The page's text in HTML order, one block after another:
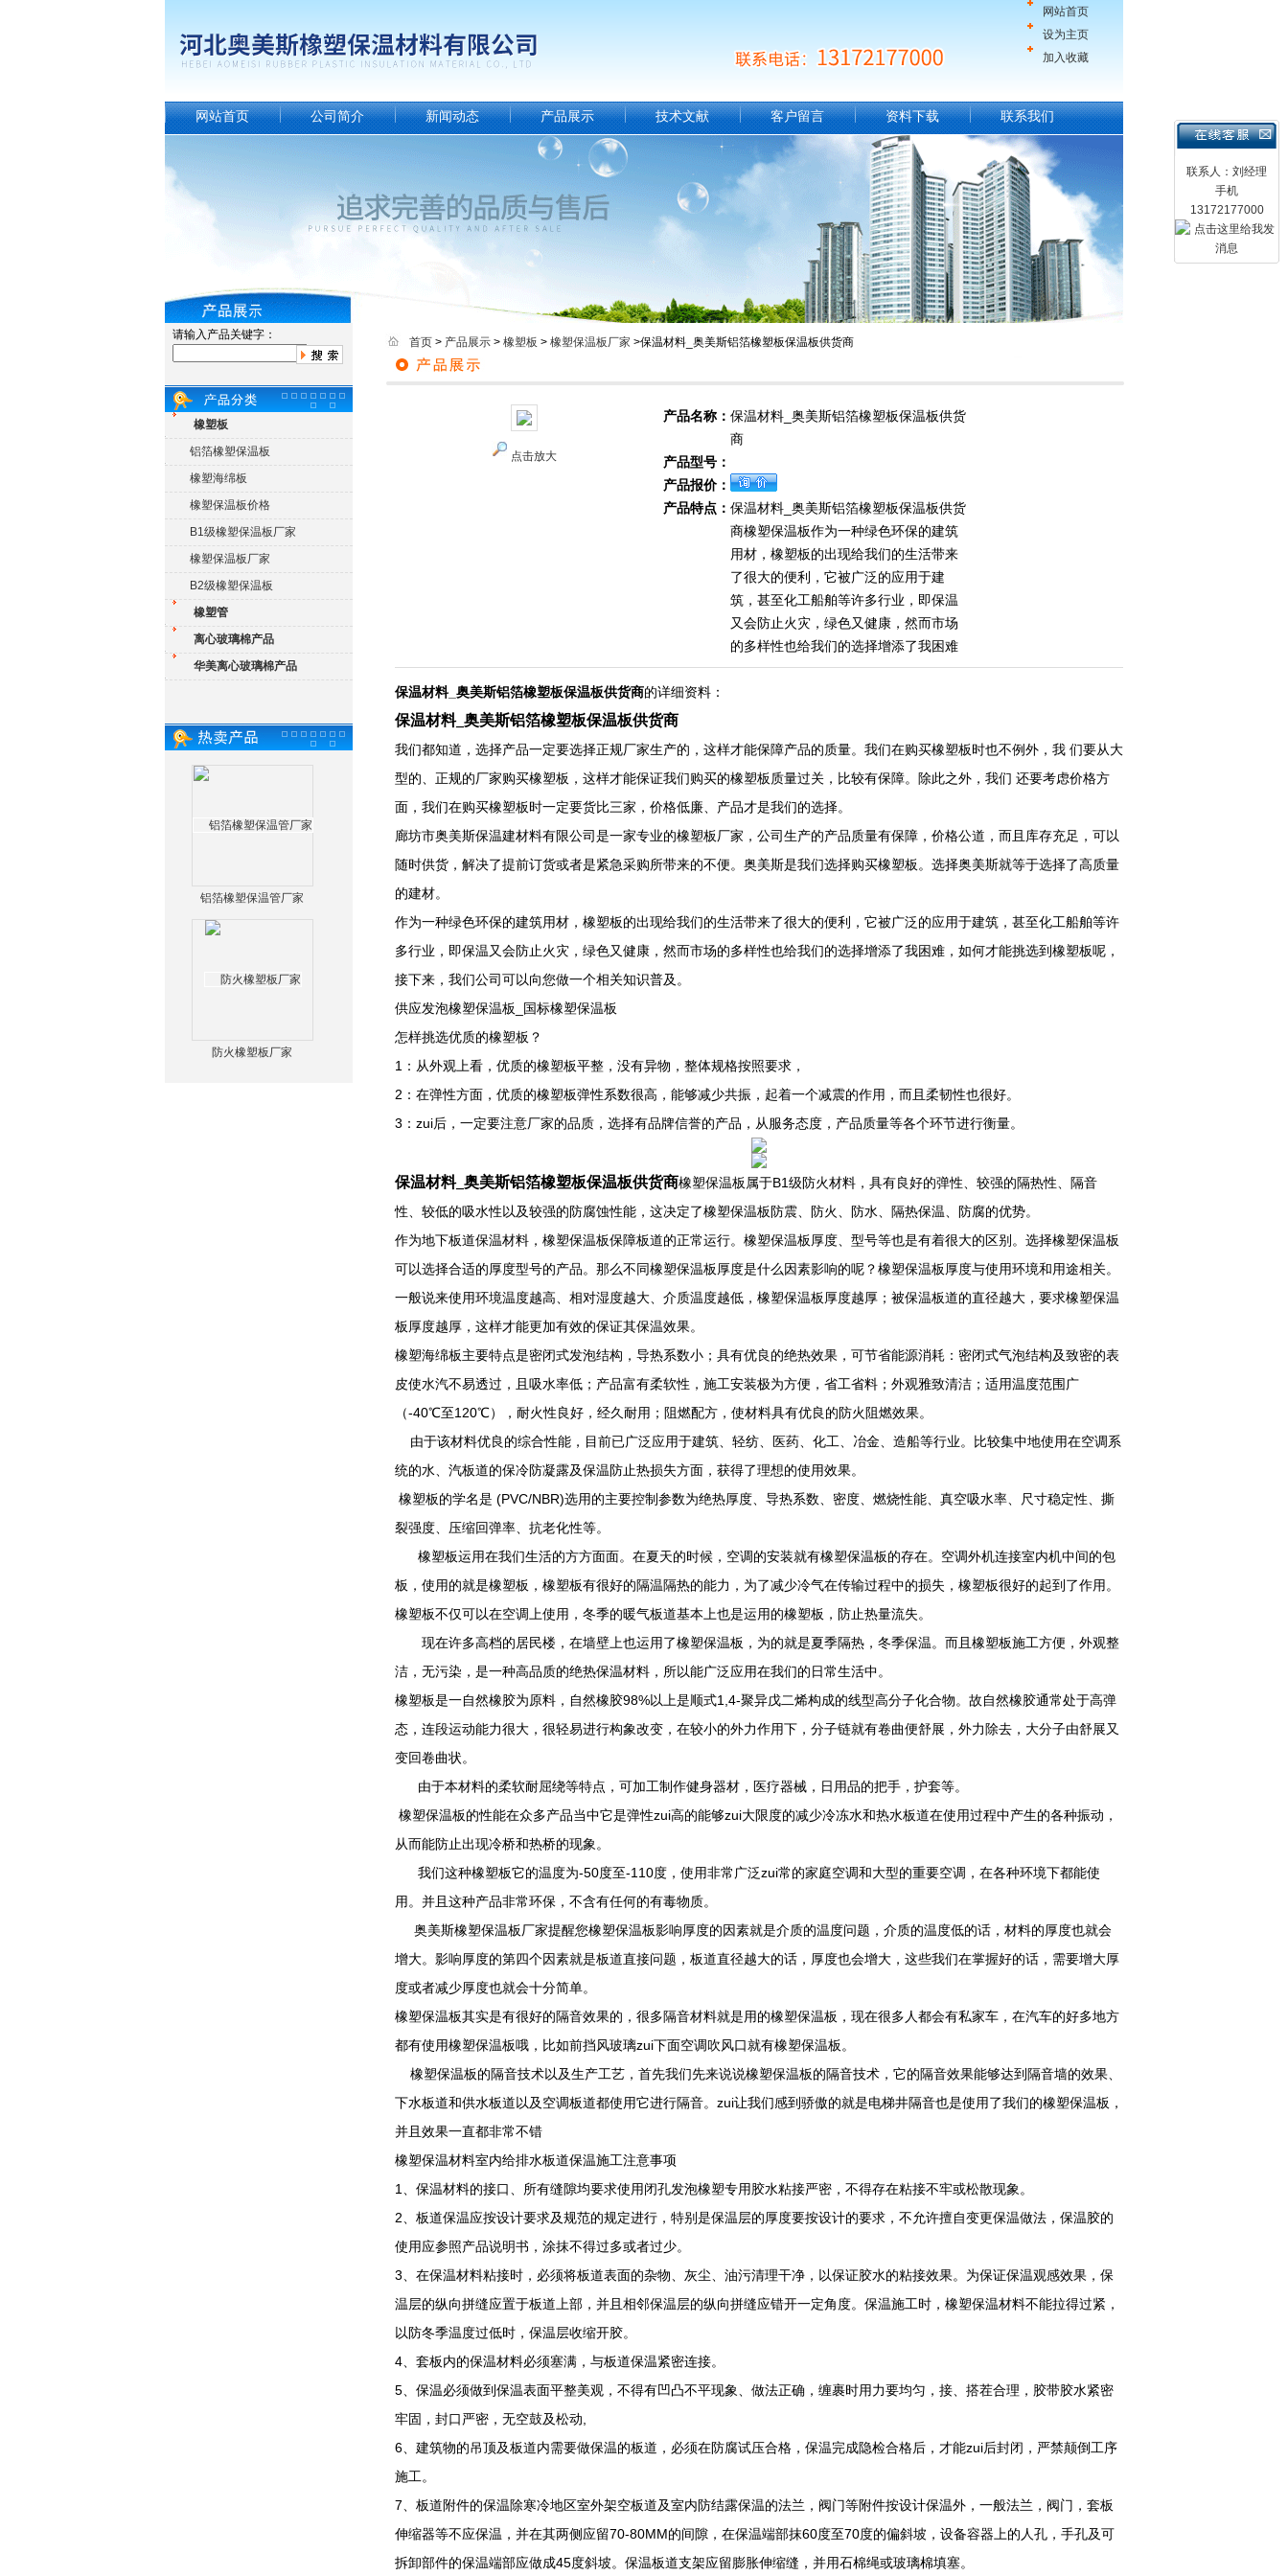
网站首页
设为主页
加入收藏
联系人：刘经理
手机
13172177000
网站首页 公司简介 新闻动态 产品展示 技术文献 客户留言 资料下载 联系我们
请输入产品关键字：
橡塑板
铝箔橡塑保温板
橡塑海绵板
橡塑保温板价格
B1级橡塑保温板厂家
橡塑保温板厂家
B2级橡塑保温板
橡塑管
离心玻璃棉产品
华美离心玻璃棉产品
铝箔橡塑保温管厂家
防火橡塑板厂家
首页 > 产品展示 > 橡塑板 > 橡塑保温板厂家 >保温材料_奥美斯铝箔橡塑板保温板供货商
点击放大
产品名称： 保温材料_奥美斯铝箔橡塑板保温板供货
商
产品型号：
产品报价：
产品特点： 保温材料_奥美斯铝箔橡塑板保温板供货
商橡塑保温板作为一种绿色环保的建筑
用材，橡塑板的出现给我们的生活带来
了很大的便利，它被广泛的应用于建
筑，甚至化工船舶等许多行业，即保温
又会防止火灾，绿色又健康，然而市场
的多样性也给我们的选择增添了我困难
保温材料_奥美斯铝箔橡塑板保温板供货商的详细资料：
保温材料_奥美斯铝箔橡塑板保温板供货商
我们都知道，选择产品一定要选择正规厂家生产的，这样才能保障产品的质量。我们在购买橡塑板时也不例外，我 们要从大
型的、正规的厂家购买橡塑板，这样才能保证我们购买的橡塑板质量过关，比较有保障。除此之外，我们 还要考虑价格方
面，我们在购买橡塑板时一定要货比三家，价格低廉、产品才是我们的选择。
廊坊市奥美斯保温建材料有限公司是一家专业的橡塑板厂家，公司生产的产品质量有保障，价格公道，而且库存充足，可以
随时供货，解决了提前订货或者是紧急采购所带来的不便。奥美斯是我们选择购买橡塑板。选择奥美斯就等于选择了高质量
的建材。
作为一种绿色环保的建筑用材，橡塑板的出现给我们的生活带来了很大的便利，它被广泛的应用于建筑，甚至化工船舶等许
多行业，即保温又会防止火灾，绿色又健康，然而市场的多样性也给我们的选择增添了我困难，如何才能挑选到橡塑板呢，
接下来，我们公司可以向您做一个相关知识普及。
供应发泡橡塑保温板_国标橡塑保温板
怎样挑选优质的橡塑板？
1：从外观上看，优质的橡塑板平整，没有异物，整体规格按照要求，
2：在弹性方面，优质的橡塑板弹性系数很高，能够减少共振，起着一个减震的作用，而且柔韧性也很好。
3：zui后，一定要注意厂家的品质，选择有品牌信誉的产品，从服务态度，产品质量等各个环节进行衡量。
保温材料_奥美斯铝箔橡塑板保温板供货商橡塑保温板属于B1级防火材料，具有良好的弹性、较强的隔热性、隔音
性、较低的吸水性以及较强的防腐蚀性能，这决定了橡塑保温板防震、防火、防水、隔热保温、防腐的优势。
作为地下板道保温材料，橡塑保温板保障板道的正常运行。橡塑保温板厚度、型号等也是有着很大的区别。选择橡塑保温板
可以选择合适的厚度型号的产品。那么不同橡塑保温板厚度是什么因素影响的呢？橡塑保温板厚度与使用环境和用途相关。
一般说来使用环境温度越高、相对湿度越大、介质温度越低，橡塑保温板厚度越厚；被保温板道的直径越大，要求橡塑保温
板厚度越厚，这样才能更加有效的保证其保温效果。
橡塑海绵板主要特点是密闭式发泡结构，导热系数小；具有优良的绝热效果，可节省能源消耗：密闭式气泡结构及致密的表
皮使水汽不易透过，且吸水率低；产品富有柔软性，施工安装极为方便，省工省料；外观雅致清洁；适用温度范围广
（-40℃至120℃），耐火性良好，经久耐用；阻燃配方，使材料具有优良的防火阻燃效果。
由于该材料优良的综合性能，目前已广泛应用于建筑、轻纺、医药、化工、冶金、造船等行业。比较集中地使用在空调系
统的水、汽板道的保冷防凝露及保温防止热损失方面，获得了理想的使用效果。
橡塑板的学名是 (PVC/NBR)选用的主要控制参数为绝热厚度、导热系数、密度、燃烧性能、真空吸水率、尺寸稳定性、撕
裂强度、压缩回弹率、抗老化性等。
橡塑板运用在我们生活的方方面面。在夏天的时候，空调的安装就有橡塑保温板的存在。空调外机连接室内机中间的包
板，使用的就是橡塑板，橡塑板有很好的隔温隔热的能力，为了减少冷气在传输过程中的损失，橡塑板很好的起到了作用。
橡塑板不仅可以在空调上使用，冬季的暖气板道基本上也是运用的橡塑板，防止热量流失。
现在许多高档的居民楼，在墙壁上也运用了橡塑保温板，为的就是夏季隔热，冬季保温。而且橡塑板施工方便，外观整
洁，无污染，是一种高品质的绝热保温材料，所以能广泛应用在我们的日常生活中。
橡塑板是一自然橡胶为原料，自然橡胶98%以上是顺式1,4-聚异戊二烯构成的线型高分子化合物。故自然橡胶通常处于高弹
态，连段运动能力很大，很轻易进行构象改变，在较小的外力作用下，分子链就有卷曲便舒展，外力除去，大分子由舒展又
变回卷曲状。
由于本材料的柔软耐屈绕等特点，可加工制作健身器材，医疗器械，日用品的把手，护套等。
橡塑保温板的性能在众多产品当中它是弹性zui高的能够zui大限度的减少冷冻水和热水板道在使用过程中产生的各种振动，
从而能防止出现冷桥和热桥的现象。
我们这种橡塑板它的温度为-50度至-110度，使用非常广泛zui常的家庭空调和大型的重要空调，在各种环境下都能使
用。并且这种产品非常环保，不含有任何的有毒物质。
奥美斯橡塑保温板厂家提醒您橡塑保温板影响厚度的因素就是介质的温度问题，介质的温度低的话，材料的厚度也就会
增大。影响厚度的第四个因素就是板道直接问题，板道直径越大的话，厚度也会增大，这些我们在掌握好的话，需要增大厚
度或者减少厚度也就会十分简单。
橡塑保温板其实是有很好的隔音效果的，很多隔音材料就是用的橡塑保温板，现在很多人都会有私家车，在汽车的好多地方
都有使用橡塑保温板哦，比如前挡风玻璃zui下面空调吹风口就有橡塑保温板。
橡塑保温板的隔音技术以及生产工艺，首先我们先来说说橡塑保温板的隔音技术，它的隔音效果能够达到隔音墙的效果、
下水板道和供水板道以及空调板道都使用它进行隔音。zui让我们感到骄傲的就是电梯井隔音也是使用了我们的橡塑保温板，
并且效果一直都非常不错
橡塑保温材料室内给排水板道保温施工注意事项
1、保温材料的接口、所有缝隙均要求使用闭孔发泡橡塑专用胶水粘接严密，不得存在粘接不牢或松散现象。
2、板道保温应按设计要求及规范的规定进行，特别是保温层的厚度要按设计的要求，不允许擅自变更保温做法，保温胶的
使用应参照产品说明书，涂抹不得过多或者过少。
3、在保温材料粘接时，必须将板道表面的杂物、灰尘、油污清理干净，以保证胶水的粘接效果。为保证保温观感效果，保
温层的纵向拼缝应置于板道上部，并且相邻保温层的纵向拼缝应错开一定角度。保温施工时，橡塑保温材料不能拉得过紧，
以防冬季温度过低时，保温层收缩开胶。
4、套板内的保温材料必须塞满，与板道保温紧密连接。
5、保温必须做到保温表面平整美观，不得有凹凸不平现象、做法正确，缠裹时用力要均匀，接、搭茬合理，胶带胶水紧密
牢固，封口严密，无空鼓及松动,
6、建筑物的吊顶及板道内需要做保温的板道，必须在防腐试压合格，保温完成隐检合格后，才能zui后封闭，严禁颠倒工序
施工。
7、板道附件的保温除寒冷地区室外架空板道及室内防结露保温的法兰，阀门等附件按设计保温外，一般法兰，阀门，套板
伸缩器等不应保温，并在其两侧应留70-80MM的间隙，在保温端部抹60度至70度的偏斜坡，设备容器上的人孔，手孔及可
拆卸部件的保温端部应做成45度斜坡。保温板道支架应留膨胀伸缩缝，并用石棉绳或玻璃棉填塞。